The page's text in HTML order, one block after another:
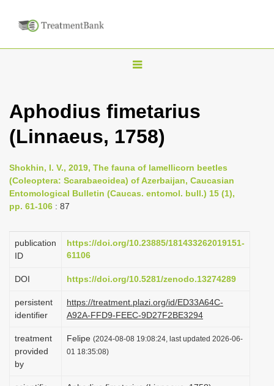
T
g
l
n
a
g
o
n
Aphodius fimetarius
(Linnaeus, 1758)
Shokhin, I. V., 2019, The fauna of lamellicorn beetles
(Coleoptera: Scarabaeoidea) of Azerbaijan, Caucasian
Entomological Bulletin (Caucas. entomol. bull.) 15 (1),
pp. 61-106 : 87
publication
ID
https://doi.org/10.23885/181433262019151-
61106
DOI https://doi.org/10.5281/zenodo.13274289
persistent
identifier
https://treatment.plazi.org/id/ED33A64C-
A92A-FFD9-FEEC-9D27F2BE3294
treatment
provided
by
Felipe (2024-08-08 19:08:24, last updated 2026-06-
01 18:35:08)